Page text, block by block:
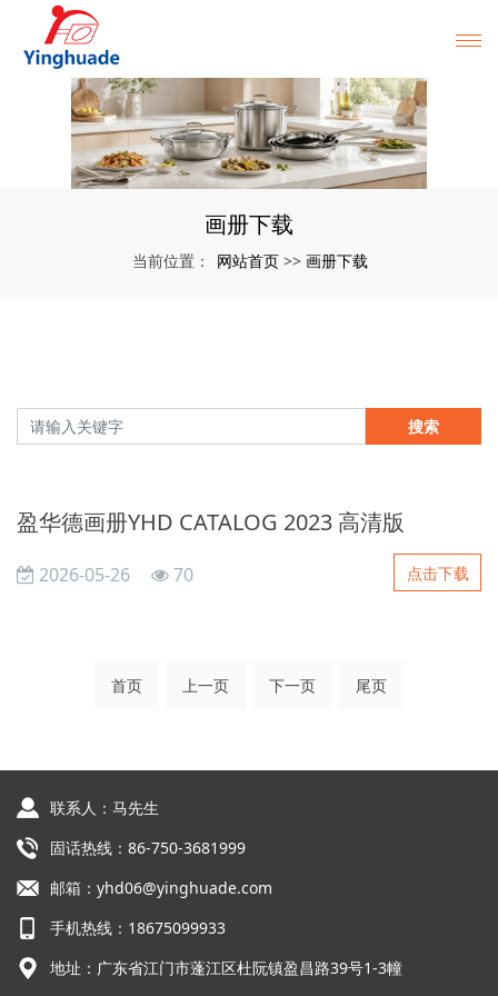
画册下载
当前位置： 网站首页 >> 画册下载
搜索
盈华德画册YHD CATALOG 2023 高清版
点击下载
2026-05-26 70
首页 上一页 下一页 尾页
联系人：马先生
固话热线：86-750-3681999
邮箱：yhd06@yinghuade.com
手机热线：18675099933
地址：广东省江门市蓬江区杜阮镇盈昌路39号1-3幢